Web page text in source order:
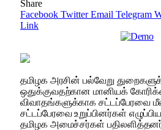
Share
Facebook Twitter Email Telegram
Link
தமிழக அரசின் பல்வேறு
ஒதுக்குவதற்கான மானியக்
விவாதங்களுக்காக சட்டப்பேரவை
சட்டப்பேரவை உறுப்பினர்கள்
தமிழக அமைச்சர்கள்